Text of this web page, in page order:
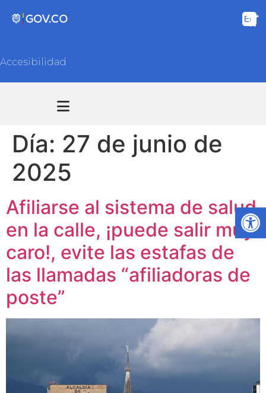
Accesibilidad
Día: 27 de junio de
2025
Afiliarse al sistema de salud
en la calle, ¡puede salir muy
caro!, evite las estafas de
las llamadas “afiliadoras de
poste”